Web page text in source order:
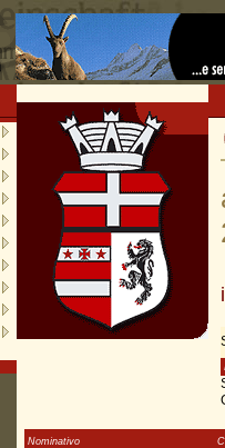
Nominativo